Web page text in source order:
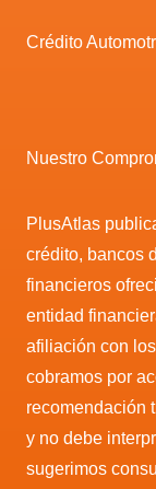
Crédito
Nuestro
PlusAtlas
crédito, bancos
financieros
entidad
afiliación con
cobramos por
recomendación
y no debe
sugerimos